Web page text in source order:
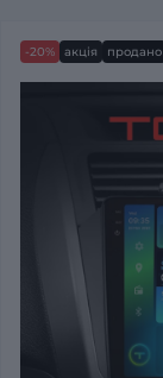
-20% акція продано